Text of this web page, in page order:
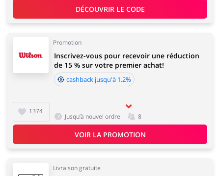
Sports & Loisirs Maison & Jardin
Bijoux & Accessoires Lingerie & Érotique
DÉCOUVRIR LE CODE
Promotion
1374
Inscrivez-vous pour recevoir une réduction
de 15 % sur votre premier achat!
cashback jusqu'à 1.2%
Jusqu’à nouvel ordre 8
VOIR LA PROMOTION
Livraison gratuite